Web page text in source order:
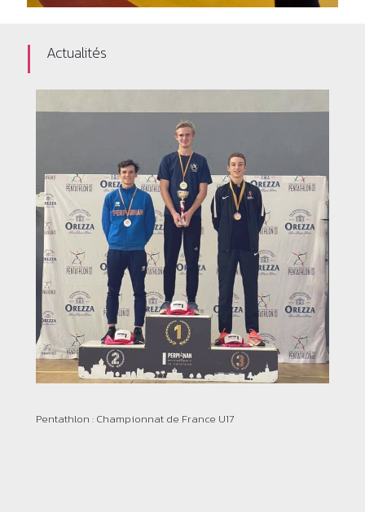
Actualités
Pentathlon : Championnat de France U17